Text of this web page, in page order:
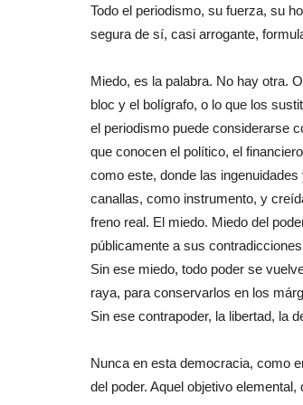
Todo el periodismo, su fuerza, su
segura de sí, casi arrogante,
Miedo, es la palabra. No hay otra.
bloc y el bolígrafo, o lo que los
el periodismo puede considerarse
que conocen el político, el
como este, donde las
canallas, como instrumento, y
freno real. El miedo. Miedo del
públicamente a sus
Sin ese miedo, todo poder se
raya, para conservarlos en los
Sin ese contrapoder, la libertad, la
Nunca en esta democracia, como
del poder. Aquel objetivo